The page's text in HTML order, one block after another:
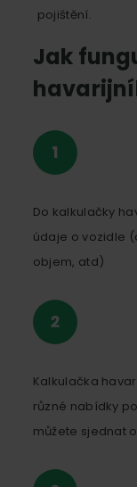
pojištění.
Jak
Do kalkulačky
údaje o vozidle
objem, atd)
Kalkulačka
různé nabídky
můžete sjednat